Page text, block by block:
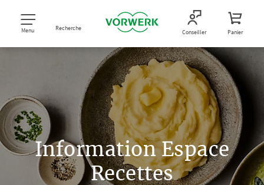
Menu Recherche Conseiller Panier
Information Espace
Recettes